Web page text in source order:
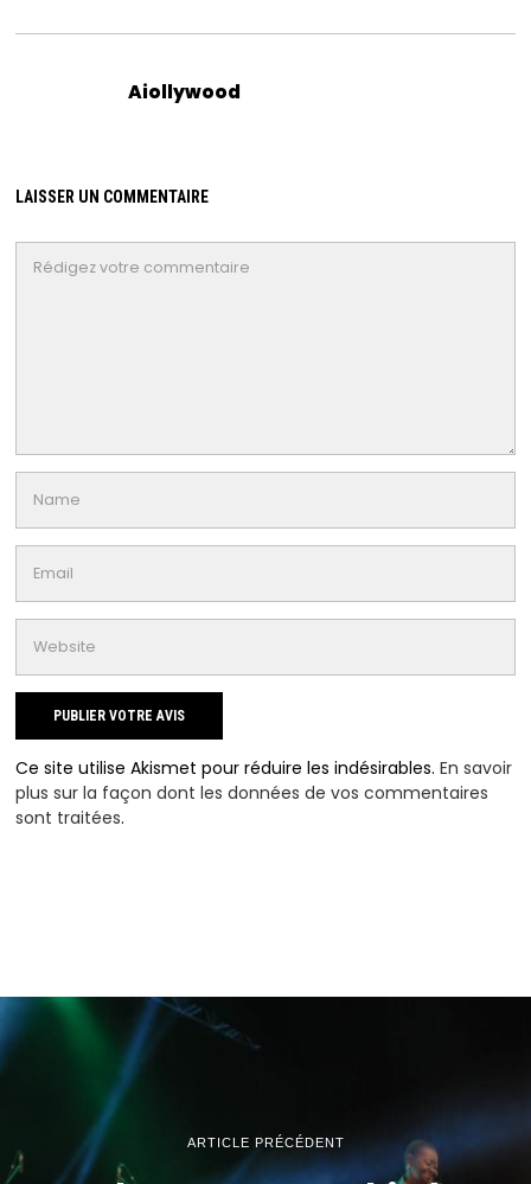
Aiollywood
LAISSER UN COMMENTAIRE
Ce site utilise Akismet pour réduire les indésirables.En savoir
plus sur la façon dont les données de vos commentaires
sont traitées.
ARTICLE PRÉCÉDENT